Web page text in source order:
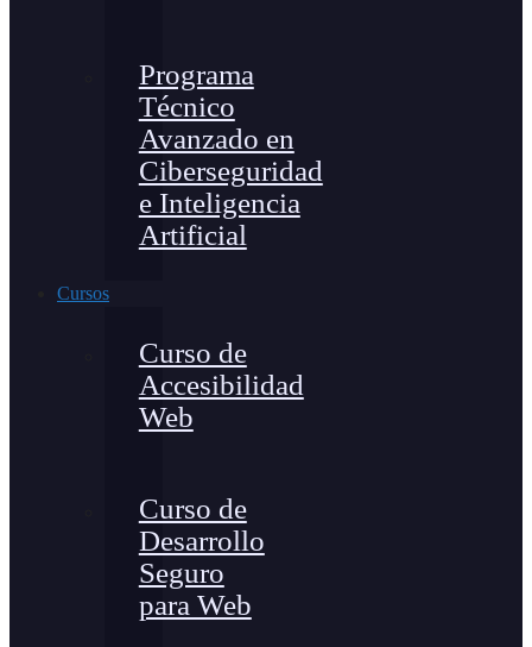
Programa
Técnico
Avanzado en
Ciberseguridad
e Inteligencia
Artificial
Cursos
Curso de
Accesibilidad
Web
Curso de
Desarrollo
Seguro
para Web